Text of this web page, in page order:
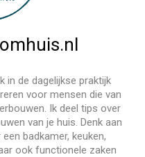
in de dagelijkse praktijk
voor mensen die van
Ik deel tips over
van je huis. Denk aan
badkamer, keuken,
ook functionele zaken